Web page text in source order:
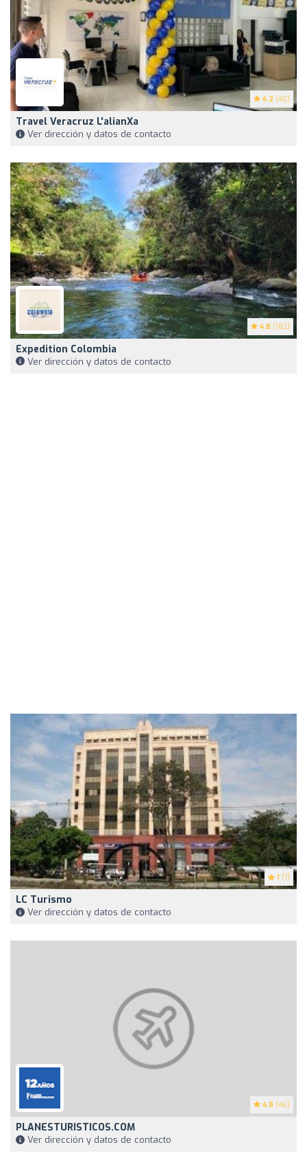
4.2 (40)
Travel Veracruz L'alianXa
Ver dirección y datos de contacto
4.8 (182)
Expedition Colombia
Ver dirección y datos de contacto
1 (1)
LC Turismo
Ver dirección y datos de contacto
4.8 (46)
PLANESTURISTICOS.COM
Ver dirección y datos de contacto